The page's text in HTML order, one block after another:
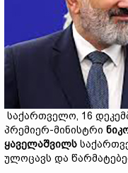
საქართველო, 16
პრემიერ-მინისტრი
ყაველაშვილს
ულოცავს და